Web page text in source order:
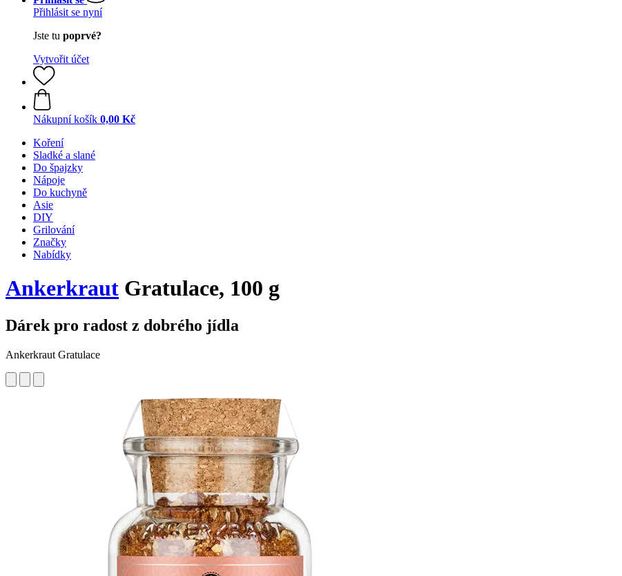
Přihlásit se nyní
Jste tu poprvé?
Vytvořit účet
Nákupní košík 0,00 Kč
Koření
Sladké a slané
Do špajzky
Nápoje
Do kuchyně
Asie
DIY
Grilování
Značky
Nabídky
Ankerkraut Gratulace, 100 g
Dárek pro radost z dobrého jídla
Ankerkraut Gratulace